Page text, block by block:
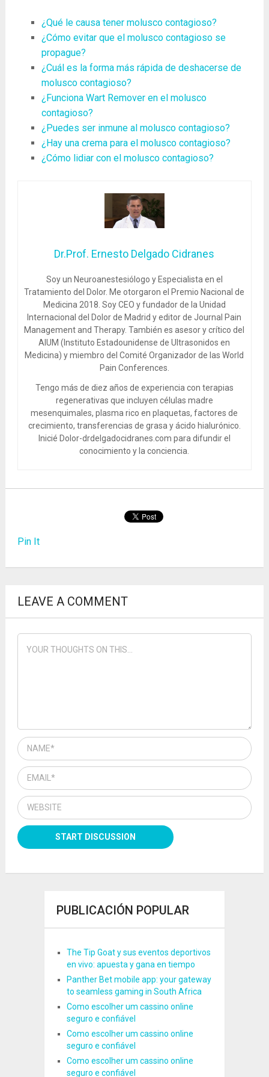
¿Qué le causa tener molusco contagioso?
¿Cómo evitar que el molusco contagioso se
propague?
¿Cuál es la forma más rápida de deshacerse de
molusco contagioso?
¿Funciona Wart Remover en el molusco
contagioso?
¿Puedes ser inmune al molusco contagioso?
¿Hay una crema para el molusco contagioso?
¿Cómo lidiar con el molusco contagioso?
Dr.Prof. Ernesto Delgado Cidranes
Soy un Neuroanestesiólogo y Especialista en el
Tratamiento del Dolor. Me otorgaron el Premio Nacional de
Medicina 2018. Soy CEO y fundador de la Unidad
Internacional del Dolor de Madrid y editor de Journal Pain
Management and Therapy. También es asesor y crítico del
AIUM (Instituto Estadounidense de Ultrasonidos en
Medicina) y miembro del Comité Organizador de las World
Pain Conferences.
Tengo más de diez años de experiencia con terapias
regenerativas que incluyen células madre
mesenquimales, plasma rico en plaquetas, factores de
crecimiento, transferencias de grasa y ácido hialurónico.
Inicié Dolor-drdelgadocidranes.com para difundir el
conocimiento y la conciencia.
Pin It
LEAVE A COMMENT
PUBLICACIÓN POPULAR
The Tip Goat y sus eventos deportivos
en vivo: apuesta y gana en tiempo
Panther Bet mobile app: your gateway
to seamless gaming in South Africa
Como escolher um cassino online
seguro e confiável
Como escolher um cassino online
seguro e confiável
Como escolher um cassino online
seguro e confiável